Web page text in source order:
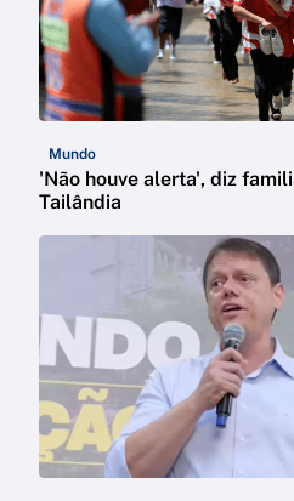
Mundo
'Não houve alerta', diz
Tailândia